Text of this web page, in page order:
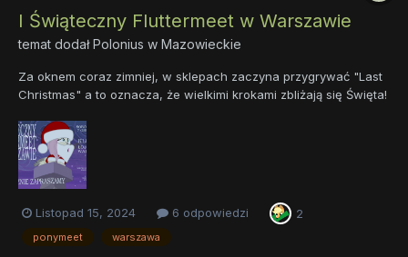
I Świąteczny Fluttermeet w Warszawie
temat dodałPolonius w Mazowieckie
Za oknem coraz zimniej, w sklepach zaczyna przygrywać "Last
Christmas" a to oznacza, że wielkimi krokami zbliżają się Święta!
z innymi fanami kolorowych kucyków w miłej i przyjaznej
atmosferze? Warszawskie Bronies Twilight ser...
Listopad 15, 2024 6 odpowiedzi 2
ponymeet warszawa